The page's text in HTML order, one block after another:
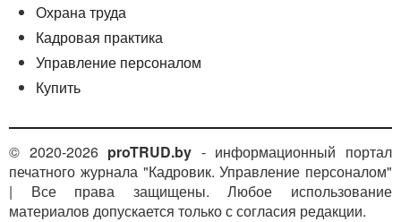
Охрана труда
Кадровая практика
Управление персоналом
Купить
© 2020-2026 proTRUD.by - информационный портал
печатного журнала "Кадровик. Управление персоналом"
| Все права защищены. Любое использование
материалов допускается только с согласия редакции.